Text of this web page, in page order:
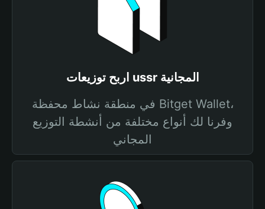
اربح توزيعات ussr المجانية
في منطقة نشاط محفظة Bitget Wallet،
وفرنا لك أنواع مختلفة من أنشطة التوزيع
المجاني